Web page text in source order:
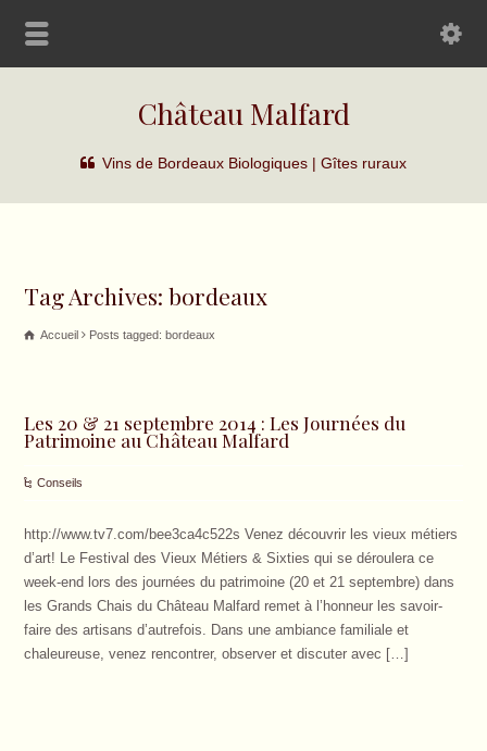
Château Malfard
Vins de Bordeaux Biologiques | Gîtes ruraux
Tag Archives: bordeaux
Accueil Posts tagged: bordeaux
Les 20 & 21 septembre 2014 : Les Journées du
Patrimoine au Château Malfard
Conseils
http://www.tv7.com/bee3ca4c522s Venez découvrir les vieux métiers
d’art! Le Festival des Vieux Métiers & Sixties qui se déroulera ce
week-end lors des journées du patrimoine (20 et 21 septembre) dans
les Grands Chais du Château Malfard remet à l’honneur les savoir-
faire des artisans d’autrefois. Dans une ambiance familiale et
chaleureuse, venez rencontrer, observer et discuter avec […]